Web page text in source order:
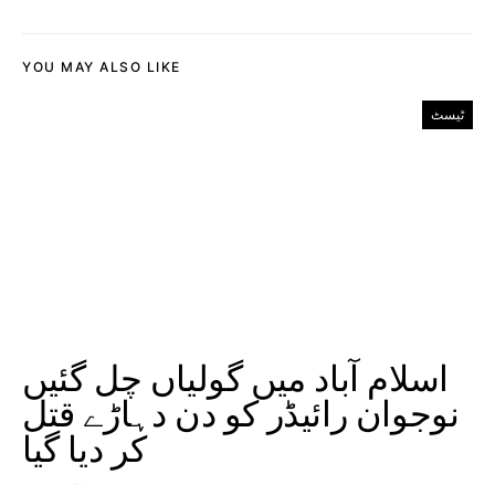
YOU MAY ALSO LIKE
ٹیسٹ
اسلام آباد میں گولیاں چل گئیں
نوجوان رائیڈر کو دن دہاڑے قتل
کر دیا گیا